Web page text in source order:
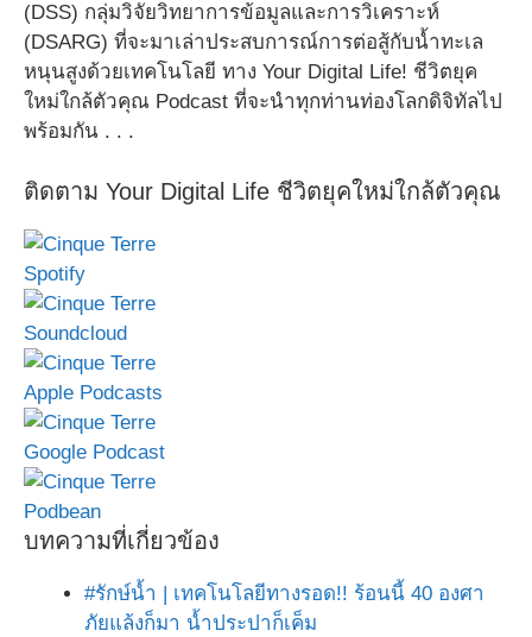
(DSS) กลุ่มวิจัยวิทยาการข้อมูลและการวิเคราะห์
(DSARG) ที่จะมาเล่าประสบการณ์การต่อสู้กับน้ำทะเล
หนุนสูงด้วยเทคโนโลยี ทาง Your Digital Life! ชีวิตยุค
ใหม่ใกล้ตัวคุณ Podcast ที่จะนำทุกท่านท่องโลกดิจิทัลไป
พร้อมกัน . . .
ติดตาม Your Digital Life ชีวิตยุคใหม่ใกล้ตัวคุณ
Spotify
Soundcloud
Apple Podcasts
Google Podcast
Podbean
บทความที่เกี่ยวข้อง
#รักษ์น้ำ | เทคโนโลยีทางรอด!! ร้อนนี้ 40 องศา
ภัยแล้งก็มา น้ำประปาก็เค็ม